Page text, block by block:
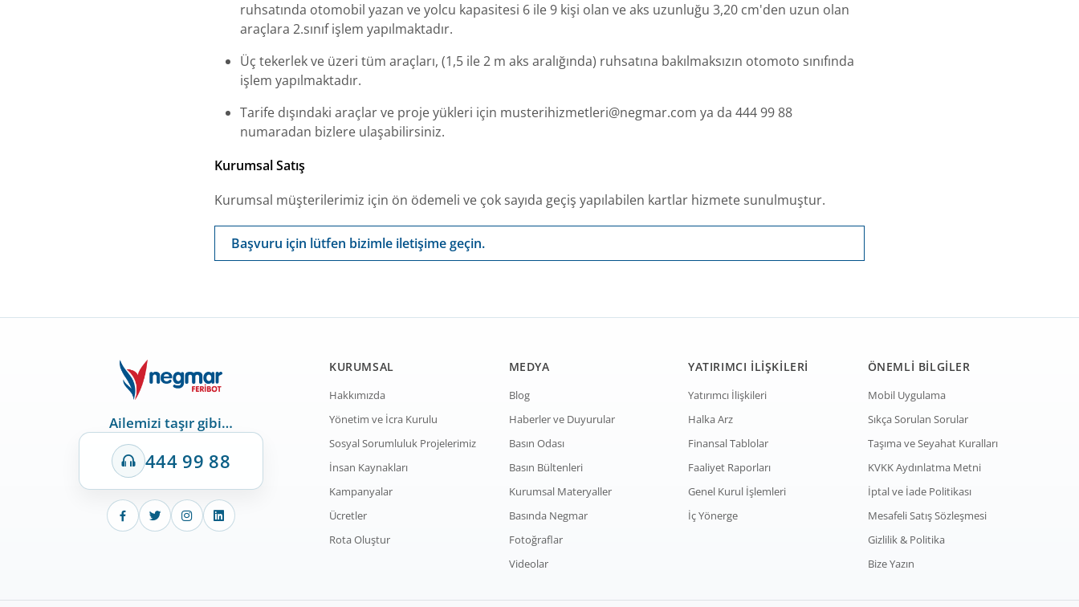
ruhsatında otomobil yazan ve yolcu kapasitesi 6 ile 9 kişi olan ve aks uzunluğu 3,20 cm'den uzun olan
araçlara 2.sınıf işlem yapılmaktadır.
Üç tekerlek ve üzeri tüm araçları, (1,5 ile 2 m aks aralığında) ruhsatına bakılmaksızın otomoto sınıfında
işlem yapılmaktadır.
Tarife dışındaki araçlar ve proje yükleri için musterihizmetleri@negmar.com ya da 444 99 88
numaradan bizlere ulaşabilirsiniz.
Kurumsal Satış
Kurumsal müşterilerimiz için ön ödemeli ve çok sayıda geçiş yapılabilen kartlar hizmete sunulmuştur.
Başvuru için lütfen bizimle iletişime geçin.
Ailemizi taşır gibi…
444 99 88
KURUMSAL
Hakkımızda
Yönetim ve İcra Kurulu
Sosyal Sorumluluk Projelerimiz
İnsan Kaynakları
Kampanyalar
Ücretler
Rota Oluştur
MEDYA
Blog
Haberler ve Duyurular
Basın Odası
Basın Bültenleri
Kurumsal Materyaller
Basında Negmar
Fotoğraflar
Videolar
YATIRIMCI İLİŞKİLERİ
Yatırımcı İlişkileri
Halka Arz
Finansal Tablolar
Faaliyet Raporları
Genel Kurul İşlemleri
İç Yönerge
ÖNEMLİ BİLGİLER
Mobil Uygulama
Sıkça Sorulan Sorular
Taşıma ve Seyahat Kuralları
KVKK Aydınlatma Metni
İptal ve İade Politikası
Mesafeli Satış Sözleşmesi
Gizlilik & Politika
Bize Yazın